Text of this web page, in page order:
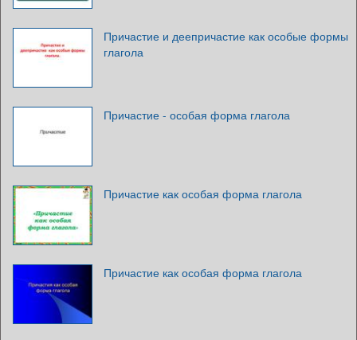
Причастие и деепричастие как особые формы
глагола
Причастие - особая форма глагола
Причастие как особая форма глагола
Причастие как особая форма глагола